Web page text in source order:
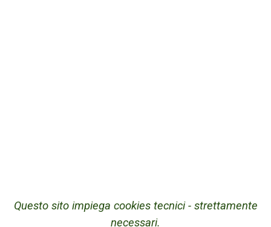
Questo sito impiega cookies tecnici - strettamente
necessari.